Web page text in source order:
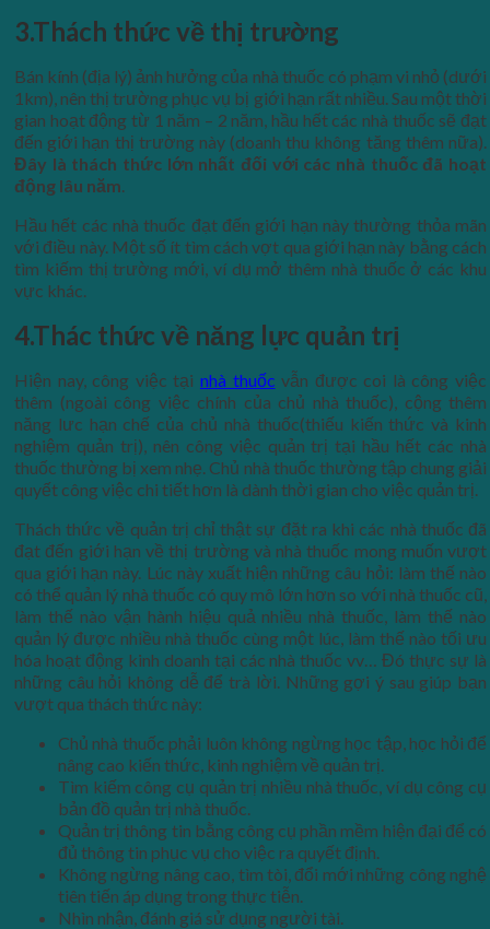
3.Thách thức về thị trường
Bán kính (địa lý) ảnh hưởng của nhà thuốc có phạm vi nhỏ (dưới
1km), nên thị trường phục vụ bị giới hạn rất nhiều. Sau một thời
gian hoạt động từ 1 năm – 2 năm, hầu hết các nhà thuốc sẽ đạt
đến giới hạn thị trường này (doanh thu không tăng thêm nữa).
Đây là thách thức lớn nhất đối với các nhà thuốc đã hoạt
động lâu năm.
Hầu hết các nhà thuốc đạt đến giới hạn này thường thỏa mãn
với điều này. Một số ít tìm cách vợt qua giới hạn này bằng cách
tìm kiếm thị trường mới, ví dụ mở thêm nhà thuốc ở các khu
vực khác.
4.Thác thức về năng lực quản trị
Hiện nay, công việc tại nhà thuốc vẫn được coi là công việc
thêm (ngoài công việc chính của chủ nhà thuốc), cộng thêm
năng lưc hạn chế của chủ nhà thuốc(thiếu kiến thức và kinh
nghiệm quản trị), nên công việc quản trị tại hầu hết các nhà
thuốc thường bị xem nhẹ. Chủ nhà thuốc thường tập chung giải
quyết công việc chi tiết hơn là dành thời gian cho việc quản trị.
Thách thức về quản trị chỉ thật sự đặt ra khi các nhà thuốc đã
đạt đến giới hạn về thị trường và nhà thuốc mong muốn vượt
qua giới hạn này. Lúc này xuất hiện những câu hỏi: làm thế nào
có thể quản lý nhà thuốc có quy mô lớn hơn so với nhà thuốc cũ,
làm thế nào vận hành hiệu quả nhiều nhà thuốc, làm thế nào
quản lý được nhiều nhà thuốc cùng một lúc, làm thế nào tối ưu
hóa hoạt động kinh doanh tại các nhà thuốc vv… Đó thực sự là
những câu hỏi không dễ để trà lời. Những gợi ý sau giúp bạn
vượt qua thách thức này:
Chủ nhà thuốc phải luôn không ngừng học tập, học hỏi để
nâng cao kiến thức, kinh nghiệm về quản trị.
Tìm kiếm công cụ quản trị nhiều nhà thuốc, ví dụ công cụ
bản đồ quản trị nhà thuốc.
Quản trị thông tin bằng công cụ phần mềm hiện đại để có
đủ thông tin phục vụ cho việc ra quyết định.
Không ngừng nâng cao, tìm tòi, đổi mới những công nghệ
tiên tiến áp dụng trong thực tiễn.
Nhìn nhận, đánh giá sử dụng người tài.